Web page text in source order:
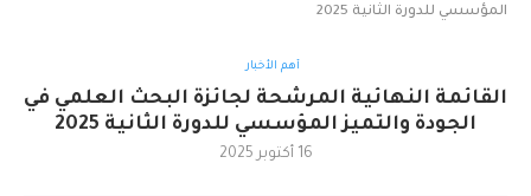
المؤسسي للدورة الثانية 2025
أهم الأخبار
القائمة النهائية المرشحة لجائزة البحث العلمي في
الجودة والتميز المؤسسي للدورة الثانية 2025
16 أكتوبر 2025